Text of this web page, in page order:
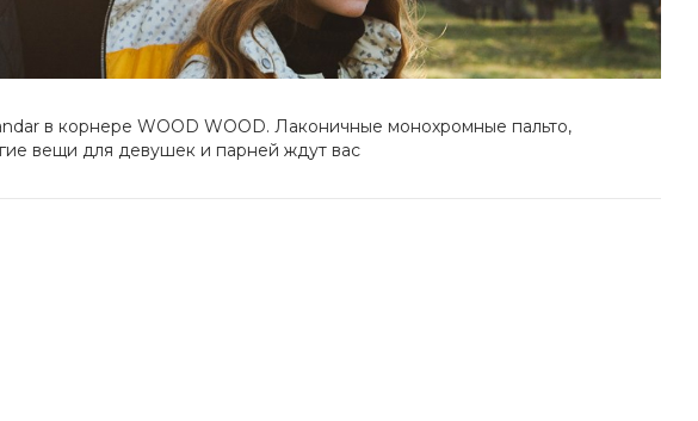
в корнере WOOD WOOD. Лаконичные монохромные пальто,
вещи для девушек и парней ждут вас